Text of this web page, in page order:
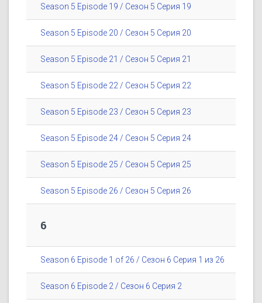
Season 5 Episode 19 / Сезон 5 Серия 19
Season 5 Episode 20 / Сезон 5 Серия 20
Season 5 Episode 21 / Сезон 5 Серия 21
Season 5 Episode 22 / Сезон 5 Серия 22
Season 5 Episode 23 / Сезон 5 Серия 23
Season 5 Episode 24 / Сезон 5 Серия 24
Season 5 Episode 25 / Сезон 5 Серия 25
Season 5 Episode 26 / Сезон 5 Серия 26
6
Season 6 Episode 1 of 26 / Сезон 6 Серия 1 из 26
Season 6 Episode 2 / Сезон 6 Серия 2